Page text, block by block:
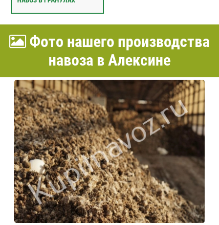
Фото нашего производства
навоза в Алексине